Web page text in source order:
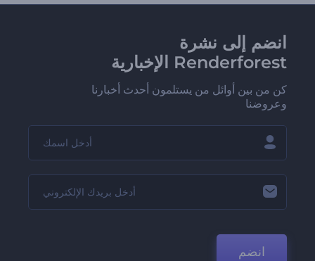
انضم إلى نشرة
Renderforest الإخبارية
كن من بين أوائل من يستلمون أحدث أخبارنا
وعروضنا
انضم